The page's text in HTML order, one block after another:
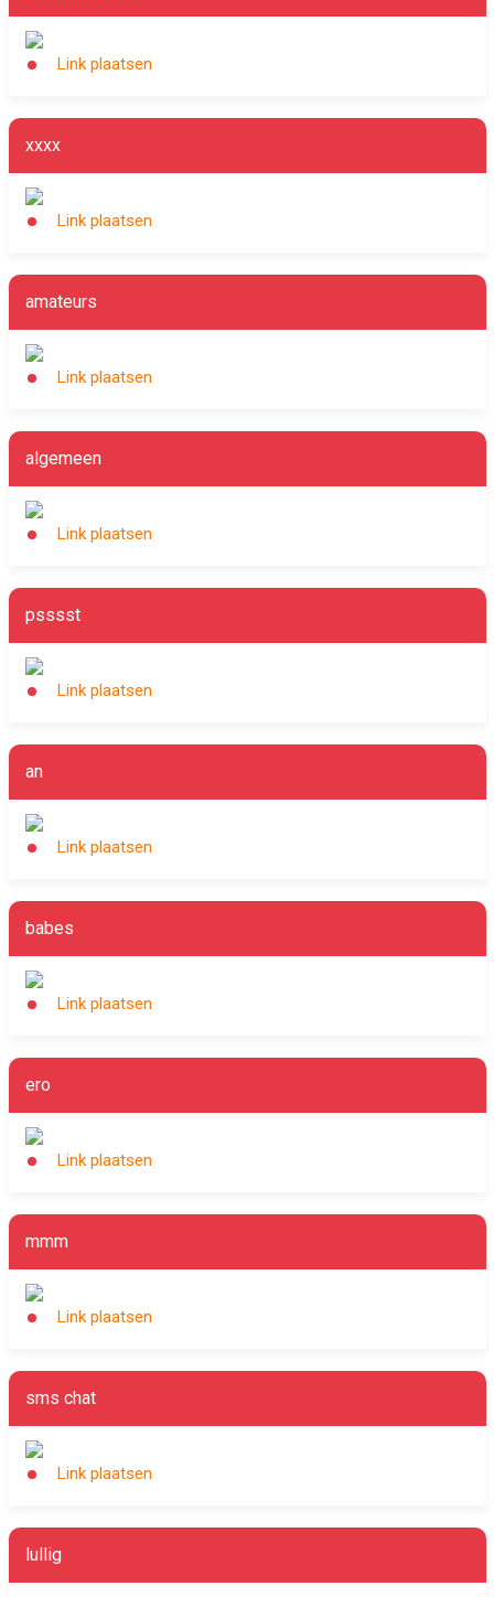
Link plaatsen
xxxx
Link plaatsen
amateurs
Link plaatsen
algemeen
Link plaatsen
psssst
Link plaatsen
an
Link plaatsen
babes
Link plaatsen
ero
Link plaatsen
mmm
Link plaatsen
sms chat
Link plaatsen
lullig